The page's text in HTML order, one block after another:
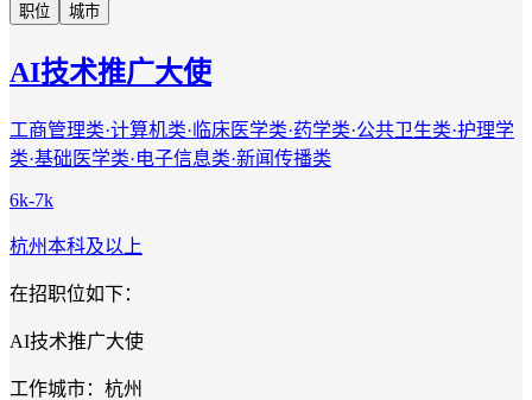
职位 城市
AI技术推广大使
工商管理类·计算机类·临床医学类·药学类·公共卫生类·护理学
类·基础医学类·电子信息类·新闻传播类
6k-7k
杭州本科及以上
在招职位如下：
AI技术推广大使
工作城市：杭州